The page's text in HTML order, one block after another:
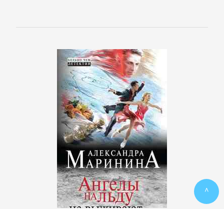
Драматургия
Зарубежная
драматургия
Зарубежные
^